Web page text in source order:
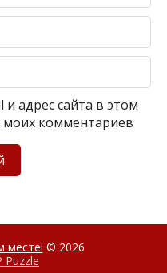
адрес сайта в этом
моих комментариев
месте! © 2026
Puzzle